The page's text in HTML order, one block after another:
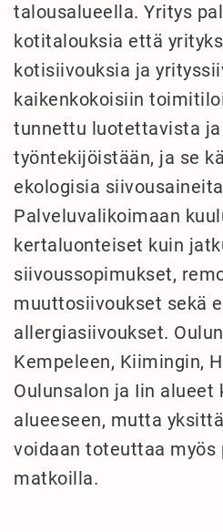
talousalueella. Yritys
kotitalouksia että
kotisiivouksia ja
kaikenkokoisiin
tunnettu luotettavista
työntekijöistään, ja se
ekologisia
Palveluvalikoimaan
kertaluonteiset kuin
siivoussopimukset,
muuttosiivoukset sekä
allergiasiivoukset.
Kempeleen, Kiimingin,
Oulunsalon ja Iin
alueeseen, mutta
voidaan toteuttaa myös
matkoilla.